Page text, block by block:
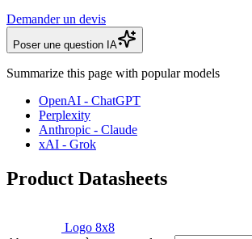
Demander un devis
Poser une question IA
Summarize this page with popular models
OpenAI - ChatGPT
Perplexity
Anthropic - Claude
xAI - Grok
Product Datasheets
Logo 8x8